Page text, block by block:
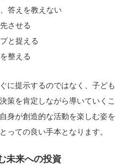
答えを教えない
させる
と捉える
整える
に提示するのではなく、子ども
策を肯定しながら導いていくこ
身が創造的な活動を楽しむ姿を
っての良い手本となります。
未来への投資